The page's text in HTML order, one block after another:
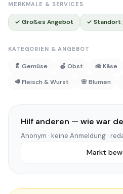
MERKMALE & SERVICES
✓ Großes Angebot ✓ Standort
KATEGORIEN & ANGEBOT
🥬 Gemüse 🍎 Obst 🧀 Käse
🥩 Fleisch & Wurst
🌸 Blumen
Hilf anderen — wie war
Anonym · keine Anmeldung ·
Markt